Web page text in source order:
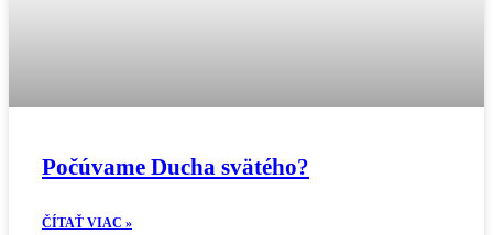
Počúvame Ducha svätého?
ČÍTAŤ VIAC »